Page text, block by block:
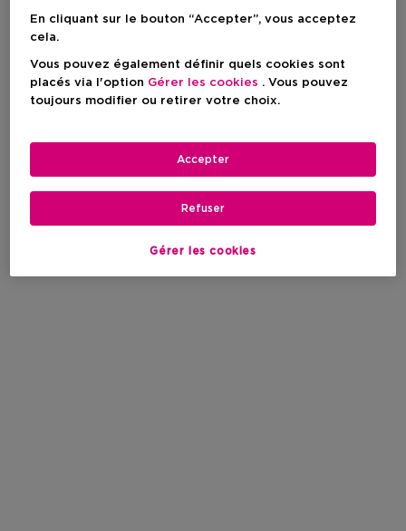
En cliquant sur le bouton “Accepter”, vous acceptez
cela.
Vous pouvez également définir quels cookies sont
placés via l'option Gérer les cookies . Vous pouvez
toujours modifier ou retirer votre choix.
Gérer les cookies
Refuser
Accepter